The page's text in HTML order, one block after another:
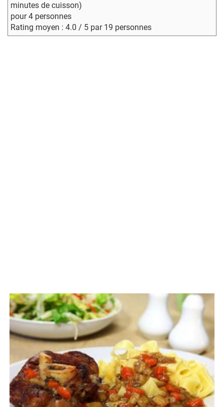
minutes de cuisson)
pour 4 personnes
Rating moyen : 4.0 / 5 par 19 personnes